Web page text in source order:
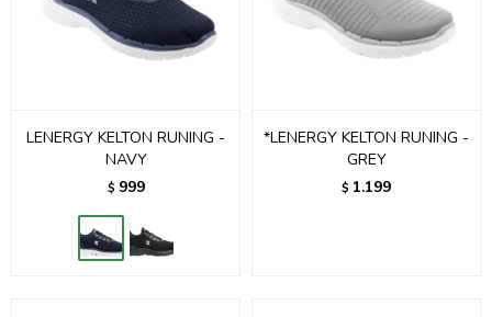
LENERGY KELTON RUNING -
NAVY
$ 999
*LENERGY KELTON RUNING -
GREY
$ 1.199